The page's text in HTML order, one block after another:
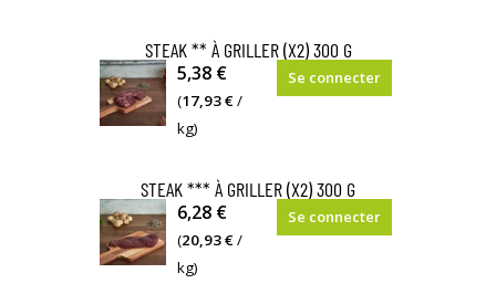
STEAK ** À GRILLER (X2) 300 G
5,38 €
(17,93 €/
kg)
Se connecter
STEAK *** À GRILLER (X2) 300 G
6,28 €
(20,93 €/
kg)
Se connecter